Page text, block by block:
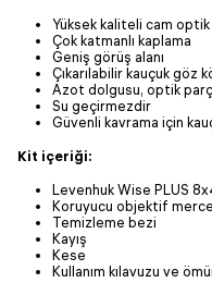
Yüksek kaliteli cam
Çok katmanlı kaplama
Geniş görüş alanı
Çıkarılabilir kauçuk göz
Azot dolgusu, optik
Su geçirmezdir
Güvenli kavrama için
Kit içeriği:
Levenhuk Wise PLUS
Koruyucu objektif
Temizleme bezi
Kayış
Kese
Kullanım kılavuzu ve